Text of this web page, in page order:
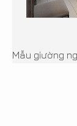
Mẫu giường